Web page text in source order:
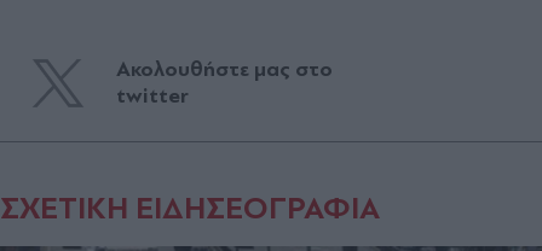
Ακολουθήστε μας στο
twitter
ΣΧΕΤΙΚΗ ΕΙΔΗΣΕΟΓΡΑΦΙΑ